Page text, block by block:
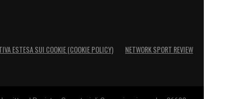
ESTESA SUI COOKIE (COOKIE POLICY) NETWORK SPORT REVIEW